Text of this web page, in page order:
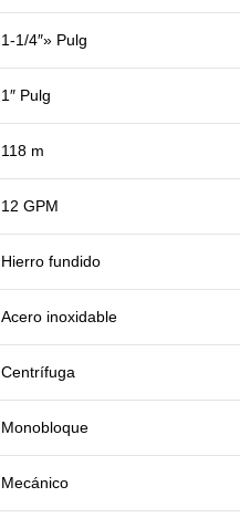
1-1/4″» Pulg
1″ Pulg
118 m
12 GPM
Hierro fundido
Acero inoxidable
Centrífuga
Monobloque
Mecánico